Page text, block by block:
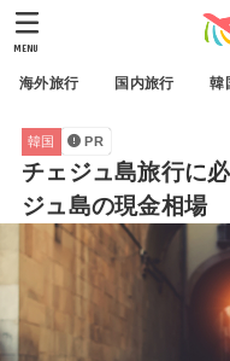
海外旅行 国内旅行 韓
MENU
韓国 PR
チェジュ島旅行に
ジュ島の現金相場